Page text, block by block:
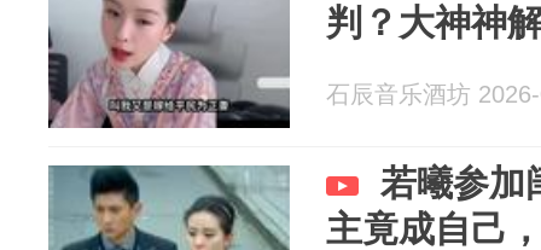
判？大神神
石辰音乐酒坊
若曦参加
主竟成自己